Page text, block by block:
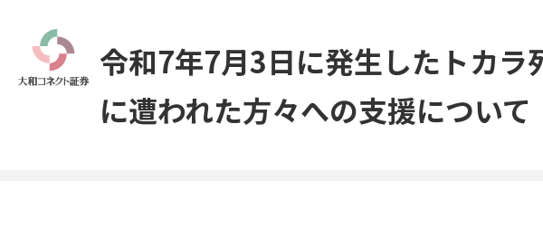
令和7年7月3日に発生したトカ
に遭われた方々への支援について